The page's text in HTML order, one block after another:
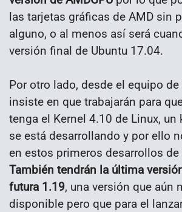
las tarjetas gráficas de AMD sin
alguno, o al menos así será
versión final de Ubuntu 17.04.
Por otro lado, desde el equipo de
insiste en que trabajarán para
tenga el Kernel 4.10 de Linux, un
se está desarrollando y por ello
en estos primeros desarrollos de
También tendrán la última
futura 1.19, una versión que aún
disponible pero que para el